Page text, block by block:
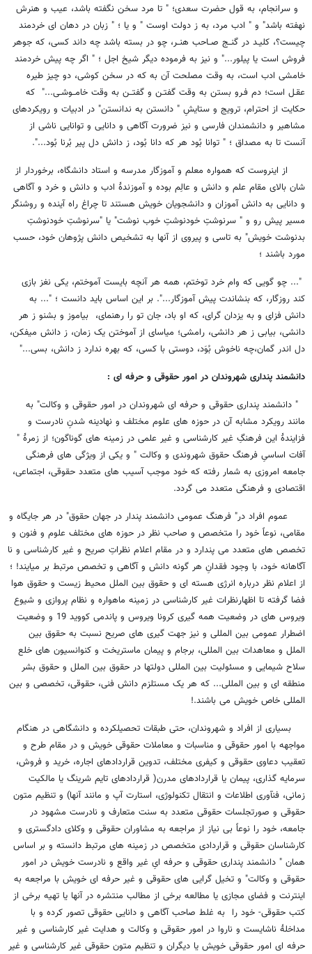
و سرانجام، به قول حضرت سعدی؛ " تا مرد سخن نگفته باشد، عیب و هنرش
نهفته باشد" و " ادب مرد، به ز دولت اوست " و یا ؛ " زبان در دهان ای خردمند
چیست؟، کلیـد در گنــج صــاحب هنــر، چو در بسته باشد چه داند کسی، که جوهر
فروش است یا پیلور..." و نیز به فرموده دیگر شیخ اجل ؛ " اگر چه پیش خردمند
خامشی ادب است، به وقت مصلحت آن به که در سخن کوشی، دو چیز طیره
عقـل است؛ دم فـرو بستن به وقت گفتـن و گفتــن به وقت خامــوشـی..." که
حکایت از احترام، ترویج و ستایشِ " دانستن به ندانستن" در ادبیات و رویکردهای
مشاهیر و دانشمندان فارسی و نیز ضرورت آگاهی و دانایی و توانایی ناشی از
آنست تا به مصداق ؛ " توانا بُود هر که دانا بُود، ز دانش دل پیر بُرنا بُود...".
از اینروست که همواره معلم و آموزگار مدرسه و استاد دانشگاه، برخوردار از
شان بالای مقام علم و دانش و عالِم بوده و آموزندۀ ادب و دانش و خرد و آگاهی
و دانایی به دانش آموزان و دانشجویان خویش هستند تا چراغ راه آینده و روشنگر
مسیر پیش رو و " سرنوشتِ خودنوشتِ خوب نوشت" یا "سرنوشتِ خودنوشتِ
بدنوشت خویش" به تاسی و پیروی از آنها به تشخیص دانش پژوهان خود، حسب
مورد باشند ؛
"... چو گویی که وام خرد توختم، همه هر آنچه بایست آموختم، یکی نغز بازی
کند روزگار، که بنشاندت پیش آموزگار...". بر این اساس باید دانست ؛ "... به
دانش فزای و به یزدان گرای، که او باد، جان تو را رهنمای، بیاموز و بشنو ز هر
دانشی، بیابی ز هر دانشی، رامشی؛ میاسای از آموختن یک زمان، ز دانش میفکن،
دل اندر گمان،چه ناخوش بُوَد، دوستی با کسی، که بهره ندارد ز دانش، بسی..."
دانشمند پنداری شهروندان در امور حقوقی و حرفه ای :
" دانشمند پنداری حقوقی و حرفه ای شهروندان در امور حقوقی و وکالت" به
مانند رویکرد مشابه آن در حوزه های علوم مختلف و نهادینه شدنِ نادرست و
فزایندۀ این فرهنگِ غیر کارشناسی و غیر علمی در زمینه های گوناگون؛ از زمرۀ "
آفات اساسیِ فرهنگ حقوق شهروندی و وکالت " و یکی از ویژگی های فرهنگی
جامعه امروزی به شمار رفته که خود موجب آسیب های متعدد حقوقی، اجتماعی،
اقتصادی و فرهنگی متعدد می گردد.
عموم افراد در" فرهنگ عمومی دانشمند پندار در جهان حقوق" در هر جایگاه و
مقامی، نوعاً خود را متخصص و صاحب نظر در حوزه های مختلف علوم و فنون و
تخصص های متعدد می پندارد و در مقام اعلام نظراتِ صریح و غیر کارشناسی و نا
آگاهانه خود، با وجود فقدانِ هر گونه دانش و آگاهی و تخصص مرتبط بر میایند! ؛
از اعلام نظر درباره انرژی هسته ای و حقوق بین الملل محیط زیست و حقوق هوا
فضا گرفته تا اظهارنظرات غیر کارشناسی در زمینه ماهواره و نظام پروازی و شیوع
ویروس های در وضعیت همه گیری کرونا ویروس و پاندمی کووید 19 و وضعیت
اضطرار عمومی بین المللی و نیز جهت گیری های صریح نسبت به حقوق بین
الملل و معاهدات بین المللی، برجام و پیمان ماستریخت و کنوانسیون های خلع
سلاح شیمایی و مسئولیت بین المللی دولتها در حقوق بین الملل و حقوق بشر
منطقه ای و بین المللی... که هر یک مستلزم دانش فنی، حقوقی، تخصصی و بین
المللی خاص خویش می باشند.!
بسیاری از افراد و شهروندان، حتی طبقات تحصیلکرده و دانشگاهی در هنگام
مواجهه با امور حقوقی و مناسبات و معاملات حقوقی خویش و در مقام طرح و
تعقیب دعاوی حقوقی و کیفری مختلف، تدوین قراردادهای اجاره، خرید و فروش،
سرمایه گذاری، پیمان یا قراردادهای مدرن( قراردادهای تایم شرینگ یا مالکیت
زمانی، فنآوری اطلاعات و انتقال تکنولوژی، استارت آپ و مانند آنها) و تنظیم متون
حقوقی و صورتجلسات حقوقی متعدد به سنت متعارف و نادرست مشهود در
جامعه، خود را نوعاً بی نیاز از مراجعه به مشاوران حقوقی و وکلای دادگستری و
کارشناسان حقوقی و قراردادی متخصص در زمینه های مرتبط دانسته و بر اساس
همان " دانشمند پنداری حقوقی و حرفه ایِ غیر واقع و نادرست خویش در امور
حقوقی و وکالت" و تخیل گرایی های حقوقی و غیر حرفه ای خویش با مراجعه به
اینترنت و فضای مجازی یا مطالعه برخی از مطالب منتشره در آنها یا تهیه برخی از
کتب حقوقی- خود را به غلط صاحب آگاهی و دانایی حقوقی تصور کرده و با
مداخلۀ ناشایست و ناروا در امور حقوقی و وکالت و هدایت غیر کارشناسی و غیر
حرفه ای امور حقوقی خویش یا دیگران و تنظیم متون حقوقی غیر کارشناسی و غیر